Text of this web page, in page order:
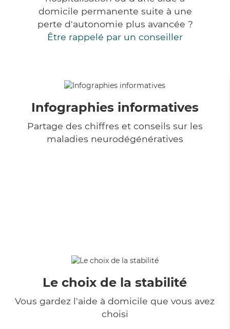
domicile permanente suite à une
perte d'autonomie plus avancée ?
Être rappelé par un conseiller
Infographies informatives
Partage des chiffres et conseils sur les
maladies neurodégénératives
Le choix de la stabilité
Vous gardez l'aide à domicile que vous avez
choisi